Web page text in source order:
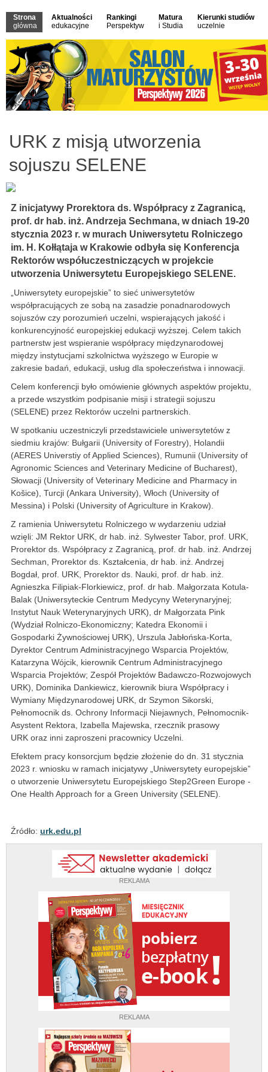
Strona
główna
Aktualności
edukacyjne
Rankingi
Perspektyw
Matura
i Studia
Kierunki studiów
uczelnie
REKLAMA
REKLAMA
URK z misją utworzenia
sojuszu SELENE
Z inicjatywy Prorektora ds. Współpracy z Zagranicą,
prof. dr hab. inż. Andrzeja Sechmana, w dniach 19-20
stycznia 2023 r. w murach Uniwersytetu Rolniczego
im. H. Kołłątaja w Krakowie odbyła się Konferencja
Rektorów współuczestniczących w projekcie
utworzenia Uniwersytetu Europejskiego SELENE.
„Uniwersytety europejskie” to sieć uniwersytetów
współpracujących ze sobą na zasadzie ponadnarodowych
sojuszów czy porozumień uczelni, wspierających jakość i
konkurencyjność europejskiej edukacji wyższej. Celem takich
partnerstw jest wspieranie współpracy międzynarodowej
między instytucjami szkolnictwa wyższego w Europie w
zakresie badań, edukacji, usług dla społeczeństwa i innowacji.
Celem konferencji było omówienie głównych aspektów projektu,
a przede wszystkim podpisanie misji i strategii sojuszu
(SELENE) przez Rektorów uczelni partnerskich.
W spotkaniu uczestniczyli przedstawiciele uniwersytetów z
siedmiu krajów: Bułgarii (University of Forestry), Holandii
(AERES Universtiy of Applied Sciences), Rumunii (University of
Agronomic Sciences and Veterinary Medicine of Bucharest),
Słowacji (University of Veterinary Medicine and Pharmacy in
Košice), Turcji (Ankara University), Włoch (University of
Messina) i Polski (University of Agriculture in Krakow).
Z ramienia Uniwersytetu Rolniczego w wydarzeniu udział
wzięli: JM Rektor URK, dr hab. inż. Sylwester Tabor, prof. URK,
Prorektor ds. Współpracy z Zagranicą, prof. dr hab. inż. Andrzej
Sechman, Prorektor ds. Kształcenia, dr hab. inż. Andrzej
Bogdał, prof. URK, Prorektor ds. Nauki, prof. dr hab. inż.
Agnieszka Filipiak-Florkiewicz, prof. dr hab. Małgorzata Kotula-
Balak (Uniwersyteckie Centrum Medycyny Weterynaryjnej;
Instytut Nauk Weterynaryjnych URK), dr Małgorzata Pink
(Wydział Rolniczo-Ekonomiczny; Katedra Ekonomii i
Gospodarki Żywnościowej URK), Urszula Jabłońska-Korta,
Dyrektor Centrum Administracyjnego Wsparcia Projektów,
Katarzyna Wójcik, kierownik Centrum Administracyjnego
Wsparcia Projektów; Zespół Projektów Badawczo-Rozwojowych
URK), Dominika Dankiewicz, kierownik biura Współpracy i
Wymiany Międzynarodowej URK, dr Szymon Sikorski,
Pełnomocnik ds. Ochrony Informacji Niejawnych, Pełnomocnik-
Asystent Rektora, Izabella Majewska, rzecznik prasowy
URK oraz inni zaproszeni pracownicy Uczelni.
Efektem pracy konsorcjum będzie złożenie do dn. 31 stycznia
2023 r. wniosku w ramach inicjatywy „Uniwersytety europejskie”
o utworzenie Uniwersytetu Europejskiego Step2Green Europe -
One Health Approach for a Green University (SELENE).
Źródło: urk.edu.pl